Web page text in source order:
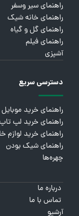
راهنمای سیر وسفر
راهنمای خانه شیک
راهنمای گل و گیاه
راهنمای فیلم
آشپزی
دسترسی سریع
راهنمای خرید موبایل
راهنمای خرید لپ
راهنمای خرید لوازم
راهنمای شیک بودن
چهره‌ها
درباره ما
تماس با ما
آرشیو